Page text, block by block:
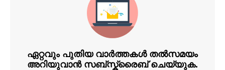
ഏറ്റവും പുതിയ വാർത്തകൾ തൽസമയം
അറിയുവാൻ സബ്സ്ക്രൈബ് ചെയ്യുക.